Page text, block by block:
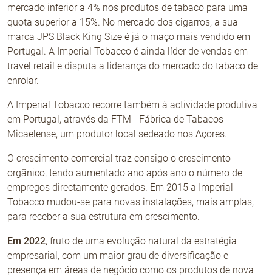
mercado inferior a 4% nos produtos de tabaco para uma
quota superior a 15%. No mercado dos cigarros, a sua
marca JPS Black King Size é já o maço mais vendido em
Portugal. A Imperial Tobacco é ainda líder de vendas em
travel retail e disputa a liderança do mercado do tabaco de
enrolar.
A Imperial Tobacco recorre também à actividade produtiva
em Portugal, através da FTM - Fábrica de Tabacos
Micaelense, um produtor local sedeado nos Açores.
O crescimento comercial traz consigo o crescimento
orgânico, tendo aumentado ano após ano o número de
empregos directamente gerados. Em 2015 a Imperial
Tobacco mudou-se para novas instalações, mais amplas,
para receber a sua estrutura em crescimento.
Em 2022, fruto de uma evolução natural da estratégia
empresarial, com um maior grau de diversificação e
presença em áreas de negócio como os produtos de nova